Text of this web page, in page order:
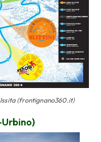
(frontignano360.it)